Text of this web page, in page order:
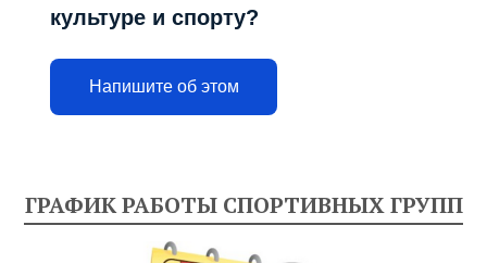
культуре и спорту?
Напишите об этом
ГРАФИК РАБОТЫ СПОРТИВНЫХ ГРУПП